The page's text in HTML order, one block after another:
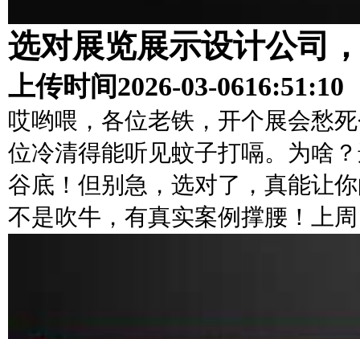
选对展览展示设计公司
上传时间2026-03-0616:51:10
哎哟喂，各位老铁，开个展会愁
位冷清得能听见蚊子打嗝。为啥
谷底！但别急，选对了，真能让
不是吹牛，有真实案例撑腰！上